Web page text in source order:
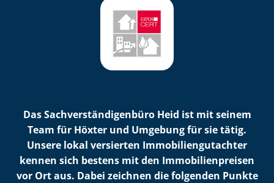
Das Sach­ver­stän­di­gen­bü­ro Heid ist mit seinem
Team für Höxter und Umgebung für sie tätig.
Unsere lokal versierten Im­mo­bi­li­en­gut­ach­ter
kennen sich bestens mit den Im­mo­bi­li­en­prei­sen
vor Ort aus. Dabei zeichnen die folgenden Punkte